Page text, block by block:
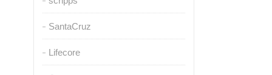
SantaCruz
Lifecore